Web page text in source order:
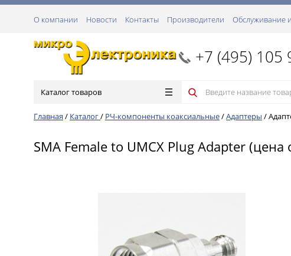
О компании Новости Контакты Производители Обслуживание
+7 (495) 105
Каталог товаров
Главная / Каталог/ РЧ-компоненты коаксиальные/Адаптеры /
SMA Female to UMCX Plug Adapter (цена